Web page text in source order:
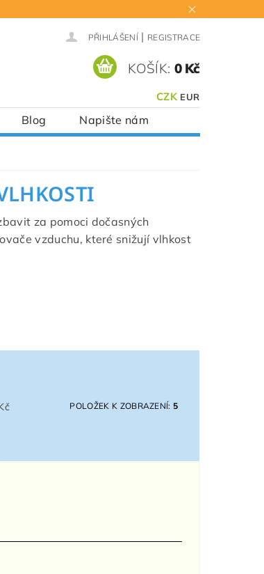
PŘIHLÁŠENÍ | REGISTRACE
CZK EUR
KOŠÍK: 0 Kč
Blog Napište nám
za pomoci dočasných
vzduchu, které snižují vlhkost
POLOŽEK K ZOBRAZENÍ: 5